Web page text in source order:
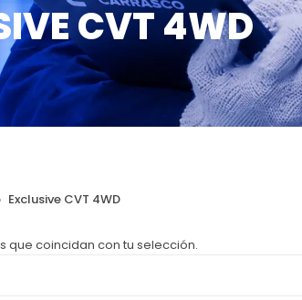
CVT 4WD
Exclusive CVT 4WD
que coincidan con tu selección.